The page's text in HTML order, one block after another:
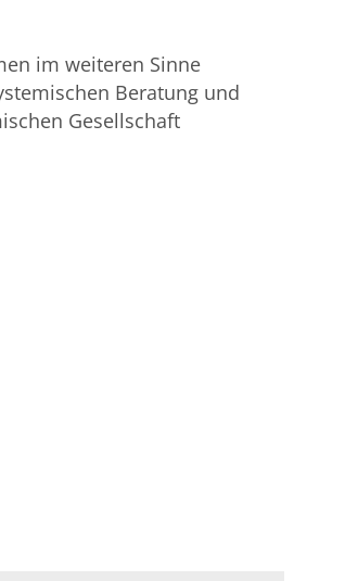
im weiteren Sinne
Beratung und
Gesellschaft